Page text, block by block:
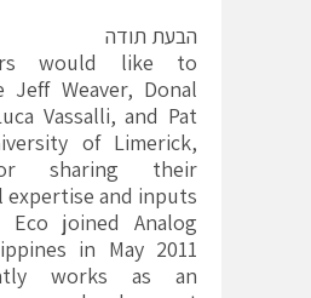
הבעת תודה
would like to
Jeff Weaver, Donal
Vassalli, and Pat
of Limerick,
sharing their
expertise and inputs.
Eco joined Analog
in May 2011
works as an